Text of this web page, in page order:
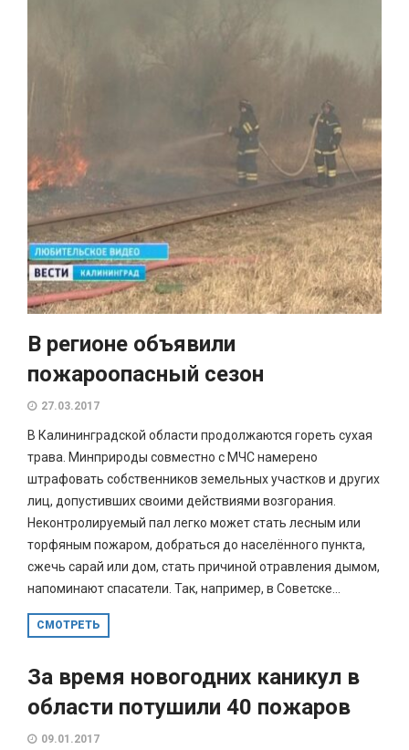
В регионе объявили
пожароопасный сезон
27.03.2017
В Калининградской области продолжаются гореть сухая
трава. Минприроды совместно с МЧС намерено
штрафовать собственников земельных участков и других
лиц, допустивших своими действиями возгорания.
Неконтролируемый пал легко может стать лесным или
торфяным пожаром, добраться до населённого пункта,
сжечь сарай или дом, стать причиной отравления дымом,
напоминают спасатели. Так, например, в Советске...
СМОТРЕТЬ
За время новогодних каникул в
области потушили 40 пожаров
09.01.2017